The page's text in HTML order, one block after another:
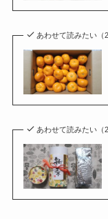
あわせて読みたい（
あわせて読みたい（